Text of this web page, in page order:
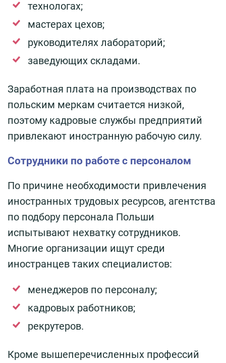
технологах;
мастерах цехов;
руководителях лабораторий;
заведующих складами.
Заработная плата на производствах по
польским меркам считается низкой,
поэтому кадровые службы предприятий
привлекают иностранную рабочую силу.
Сотрудники по работе с персоналом
По причине необходимости привлечения
иностранных трудовых ресурсов, агентства
по подбору персонала Польши
испытывают нехватку сотрудников.
Многие организации ищут среди
иностранцев таких специалистов:
менеджеров по персоналу;
кадровых работников;
рекрутеров.
Кроме вышеперечисленных профессий